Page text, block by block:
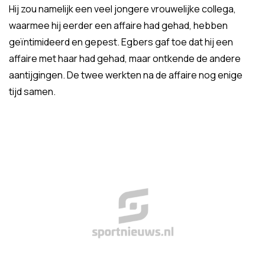
Hij zou namelijk een veel jongere vrouwelijke collega,
waarmee hij eerder een affaire had gehad, hebben
geïntimideerd en gepest. Egbers gaf toe dat hij een
affaire met haar had gehad, maar ontkende de andere
aantijgingen. De twee werkten na de affaire nog enige
tijd samen.